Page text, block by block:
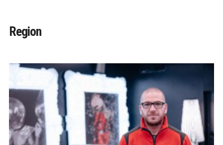
Region